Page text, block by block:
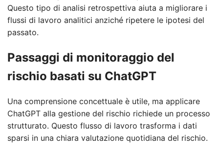
Questo tipo di analisi retrospettiva aiuta a migliorare i
flussi di lavoro analitici anziché ripetere le ipotesi del
passato.
Passaggi di monitoraggio del
rischio basati su ChatGPT
Una comprensione concettuale è utile, ma applicare
ChatGPT alla gestione del rischio richiede un processo
strutturato. Questo flusso di lavoro trasforma i dati
sparsi in una chiara valutazione quotidiana del rischio.